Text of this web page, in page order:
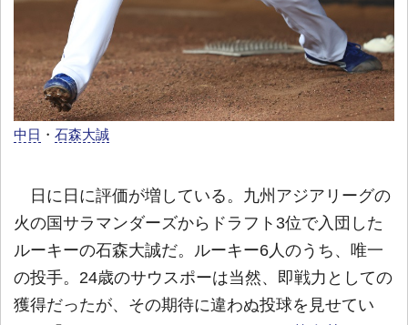
中日 ・ 石森大誠
日に日に評価が増している。九州アジアリーグの
火の国サラマンダーズからドラフト3位で入団した
ルーキーの石森大誠だ。ルーキー6人のうち、唯一
の投手。24歳のサウスポーは当然、即戦力としての
獲得だったが、その期待に違わぬ投球を見せてい